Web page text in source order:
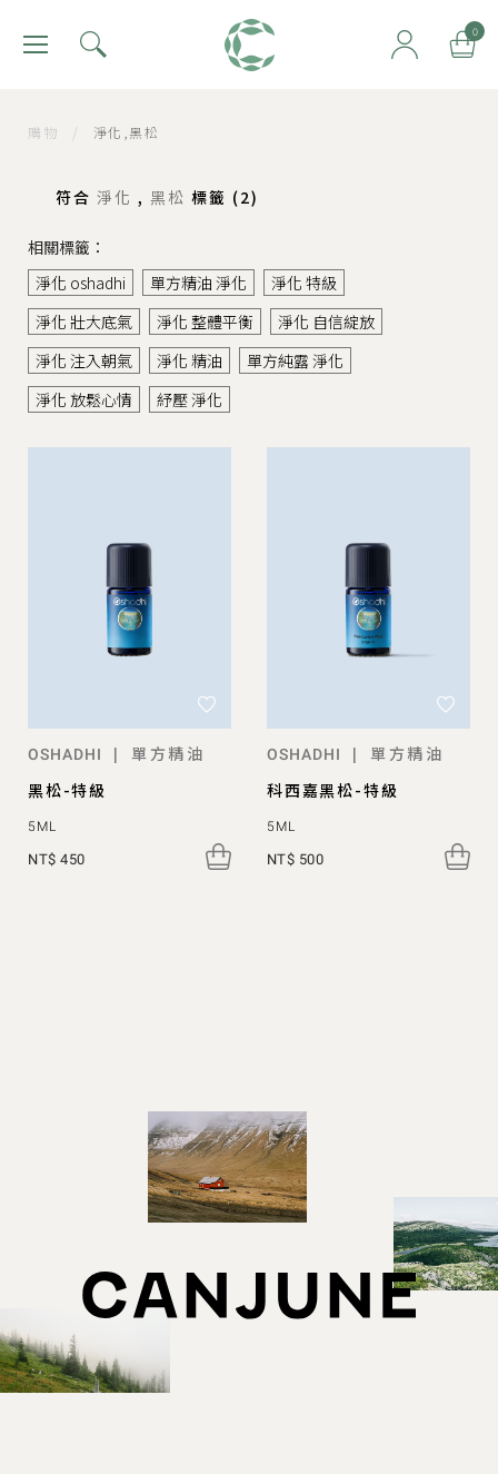
肯園 Canjune 0
購物 / 淨化,黑松
符合 淨化 , 黑松 標籤 (2)
相關標籤：
淨化 oshadhi
單方精油 淨化
淨化 特級
淨化 壯大底氣
淨化 整體平衡
淨化 自信綻放
淨化 注入朝氣
淨化 精油
單方純露 淨化
淨化 放鬆心情
紓壓 淨化
OSHADHI |
單方精油
黑松-特級
5ML
NT$ 450
OSHADHI |
單方精油
科西嘉黑松-特級
5ML
NT$ 500